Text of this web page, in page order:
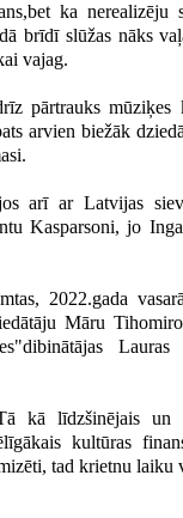
ka nerealizēju
brīdī slūžas nāks
vajag.
pārtrauks mūziķes
arvien biežāk
arī ar Latvijas
Kasparsoni, jo
2022.gada
Māru
Lauras
kā līdzšinējais un
kultūras
tad krietnu laiku